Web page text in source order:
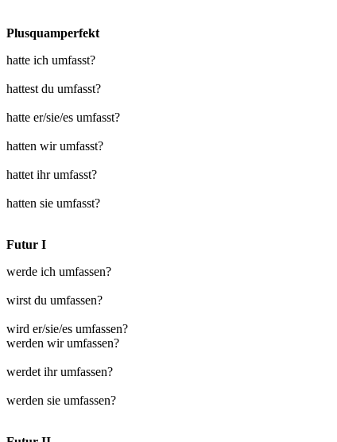
Plusquamperfekt
hatte ich umfasst?
hattest du umfasst?
hatte er/sie/es umfasst?
hatten wir umfasst?
hattet ihr umfasst?
hatten sie umfasst?
Futur I
werde ich umfassen?
wirst du umfassen?
wird er/sie/es umfassen?
werden wir umfassen?
werdet ihr umfassen?
werden sie umfassen?